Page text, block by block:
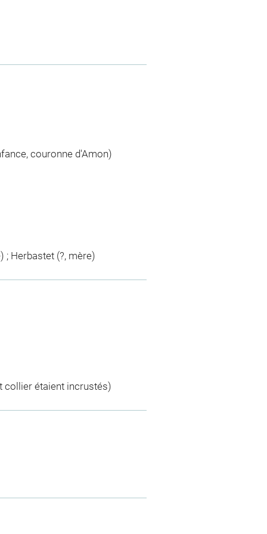
couronne d'Amon)
; Herbastet (?, mère)
collier étaient incrustés)